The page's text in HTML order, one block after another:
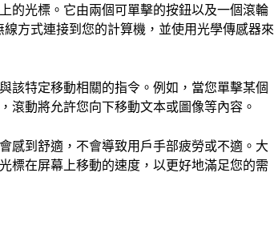
的光標。它由兩個可單擊的按鈕以及一個滾輪
方式連接到您的計算機，並使用光學傳感器來
該特定移動相關的指令。例如，當您單擊某個
滾動將允許您向下移動文本或圖像等內容。
感到舒適，不會導致用戶手部疲勞或不適。大
標在屏幕上移動的速度，以更好地滿足您的需